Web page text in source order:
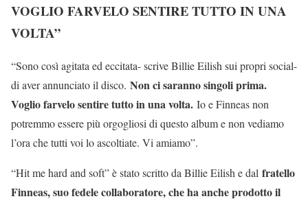
VOGLIO FARVELO SENTIRE TUTTO IN UNA
VOLTA”
“Sono così agitata ed eccitata- scrive Billie Eilish sui propri social-
di aver annunciato il disco. Non ci saranno singoli prima.
Voglio farvelo sentire tutto in una volta. Io e Finneas non
potremmo essere più orgogliosi di questo album e non vediamo
l’ora che tutti voi lo ascoltiate. Vi amiamo”.
“Hit me hard and soft” è stato scritto da Billie Eilish e dal fratello
Finneas, suo fedele collaboratore, che ha anche prodotto il